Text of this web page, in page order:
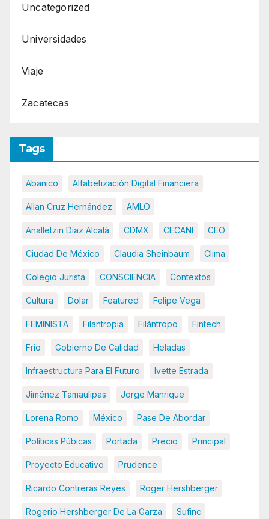
Uncategorized
Universidades
Viaje
Zacatecas
Tags
Abanico Alfabetización Digital Financiera
Allan Cruz Hernández AMLO
Analletzin Díaz Alcalá CDMX CECANI CEO
Ciudad De México Claudia Sheinbaum Clima
Colegio Jurista CONSCIENCIA Contextos
Cultura Dolar Featured Felipe Vega
FEMINISTA Filantropia Filántropo Fintech
Frio Gobierno De Calidad Heladas
Infraestructura Para El Futuro Ivette Estrada
Jiménez Tamaulipas Jorge Manrique
Lorena Romo México Pase De Abordar
Políticas Púbicas Portada Precio Principal
Proyecto Educativo Prudence
Ricardo Contreras Reyes Roger Hershberger
Rogerio Hershberger De La Garza Sufinc